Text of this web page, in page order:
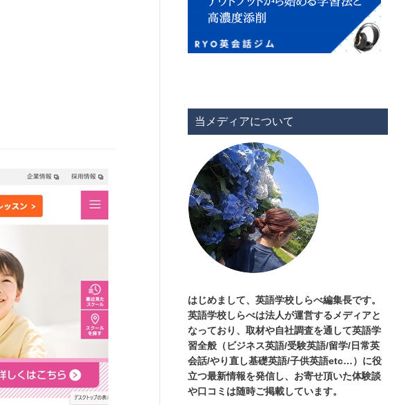
当メディアについて
はじめまして、英語学校しらべ編集長です。
英語学校しらべは法人が運営するメディアと
なっており、取材や自社調査を通して英語学
習全般（ビジネス英語/受験英語/留学/日常英
会話/やり直し基礎英語/子供英語etc…）に役
立つ最新情報を発信し、お寄せ頂いた体験談
や口コミは随時ご掲載しています。